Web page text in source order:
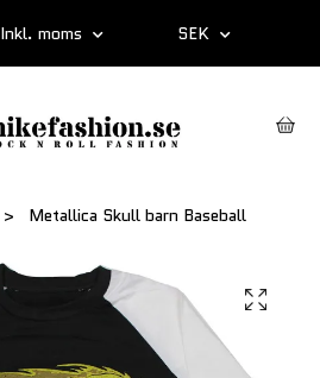
Inkl. moms SEK
Metallica Skull barn Baseball